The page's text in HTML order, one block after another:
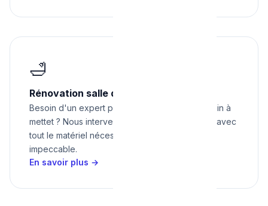
🛁
Rénovation salle de bain à Mettet
Besoin d'un expert pour rénovation salle de bain à
mettet ? Nous intervenons rapidement à Mettet avec
tout le matériel nécessaire pour un résultat
impeccable.
En savoir plus →